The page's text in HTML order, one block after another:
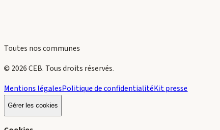
Toutes nos communes
© 2026CEB. Tous droits réservés.
Mentions légalesPolitique de confidentialitéKit presse
Gérer les cookies